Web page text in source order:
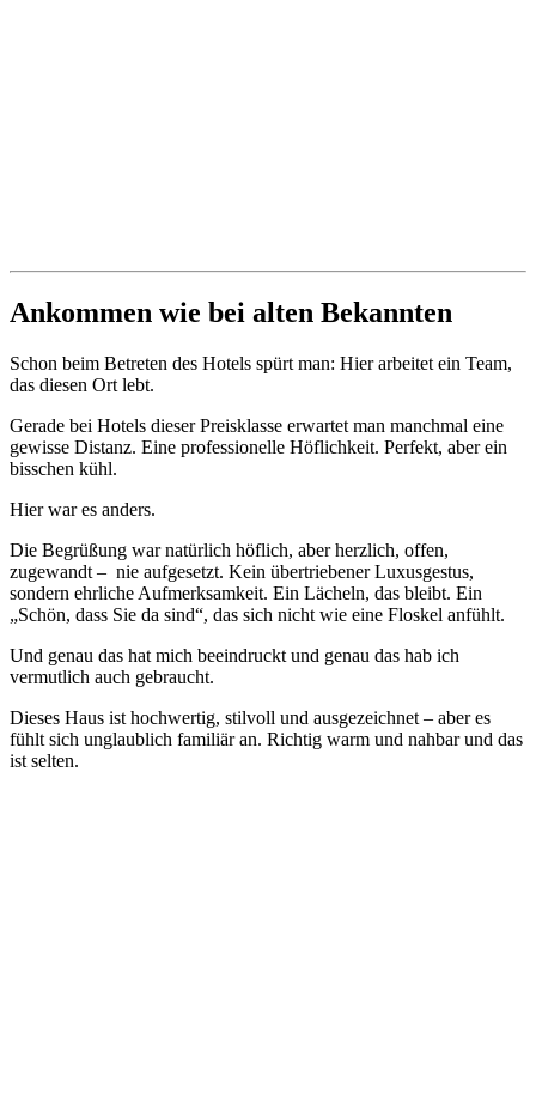
Ankommen wie bei alten Bekannten
Schon beim Betreten des Hotels spürt man: Hier arbeitet ein Team,
das diesen Ort lebt.
Gerade bei Hotels dieser Preisklasse erwartet man manchmal eine
gewisse Distanz. Eine professionelle Höflichkeit. Perfekt, aber ein
bisschen kühl.
Hier war es anders.
Die Begrüßung war natürlich höflich, aber herzlich, offen,
zugewandt – nie aufgesetzt. Kein übertriebener Luxusgestus,
sondern ehrliche Aufmerksamkeit. Ein Lächeln, das bleibt. Ein
„Schön, dass Sie da sind“, das sich nicht wie eine Floskel anfühlt.
Und genau das hat mich beeindruckt und genau das hab ich
vermutlich auch gebraucht.
Dieses Haus ist hochwertig, stilvoll und ausgezeichnet – aber es
fühlt sich unglaublich familiär an. Richtig warm und nahbar und das
ist selten.